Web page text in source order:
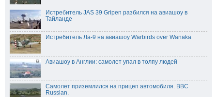
Истребитель JAS 39 Gripen разбился на авиашоу в
Тайланде
Истребитель Ла-9 на авиашоу Warbirds over Wanaka
Авиашоу в Англии: самолет упал в толпу людей
Самолет приземлился на прицеп автомобиля. BBC
Russian.